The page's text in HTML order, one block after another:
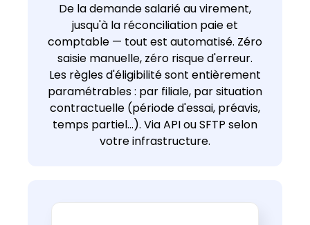
De la demande salarié au virement,
jusqu'à la réconciliation paie et
comptable — tout est automatisé. Zéro
saisie manuelle, zéro risque d'erreur.
Les règles d'éligibilité sont entièrement
paramétrables : par filiale, par situation
contractuelle (période d'essai, préavis,
temps partiel…). Via API ou SFTP selon
votre infrastructure.